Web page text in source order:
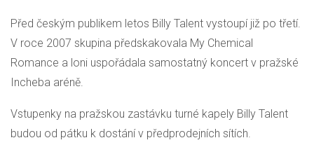
Před českým publikem letos Billy Talent vystoupí již po třetí.
V roce 2007 skupina předskakovala My Chemical
Romance a loni uspořádala samostatný koncert v pražské
Incheba aréně.
Vstupenky na pražskou zastávku turné kapely Billy Talent
budou od pátku k dostání v předprodejních sítích.